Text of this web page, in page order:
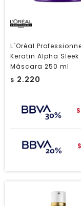
L´Oréal
Keratin Alpha Sleek
Máscara 250 ml
$ 2.220
$
$